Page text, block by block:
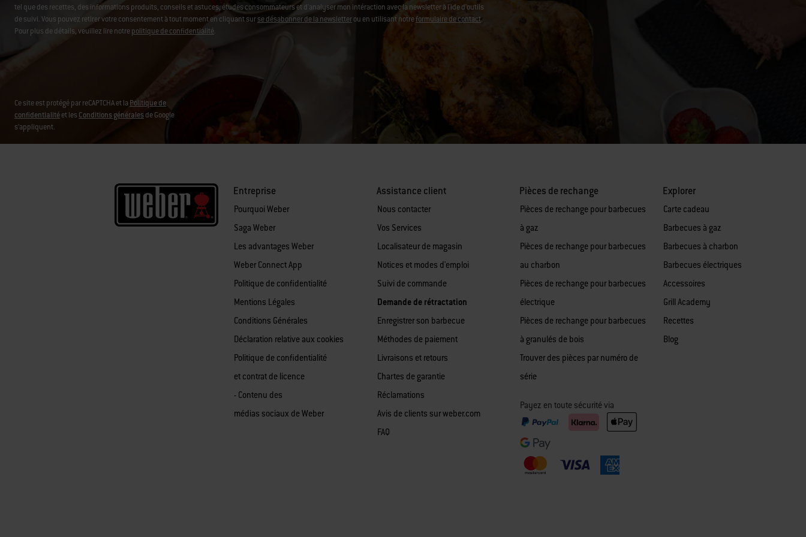
tel que des recettes, des informations produits, conseils et astuces, études consommateurs et d'analyser mon intéraction avec la newsletter à l'ide d'outils
de suivi. Vous pouvez retirer votre consentement à tout moment en cliquant surse désabonner de la newsletterou en utilisant notreformulaire de contact.
Pour plus de détails, veuillez lire notrepolitique de confidentialité.
Ce site est protégé par reCAPTCHA et la Politique de
confidentialitéet les Conditions généralesde Google
s’appliquent.
Entreprise
Pourquoi Weber
Saga Weber
Les advantages Weber
Weber Connect App
Politique de confidentialité
Mentions Légales
Conditions Générales
Déclaration relative aux cookies
Politique de confidentialité
et contrat de licence
- Contenu des
médias sociaux de Weber
Assistance client
Nous contacter
Vos Services
Localisateur de magasin
Notices et modes d'emploi
Suivi de commande
Demande de rétractation
Enregistrer son barbecue
Méthodes de paiement
Livraisons et retours
Chartes de garantie
Réclamations
Avis de clients sur weber.com
FAQ
Pièces de rechange
Pièces de rechange pour barbecues
à gaz
Pièces de rechange pour barbecues
au charbon
Pièces de rechange pour barbecues
électrique
Pièces de rechange pour barbecues
à granulés de bois
Trouver des pièces par numéro de
série
Payez en toute sécurité via
Explorer
Carte cadeau
Barbecues à gaz
Barbecues à charbon
Barbecues électriques
Accessoires
Grill Academy
Recettes
Blog